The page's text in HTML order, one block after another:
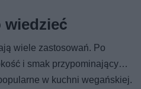
wiedzieć
wiele zastosowań. Po
i smak przypominający…
w kuchni wegańskiej.